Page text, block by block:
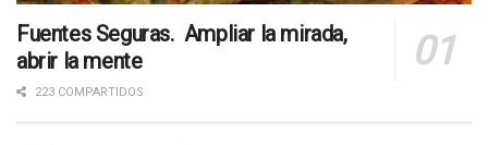
Fuentes Seguras. Ampliar la mirada,
abrir la mente
223 COMPARTIDOS